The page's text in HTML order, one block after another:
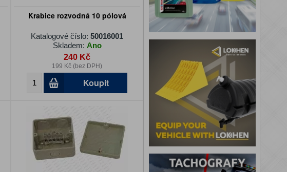
Krabice rozvodná 10 pólová
Katalogové číslo:50016001
Skladem: Ano
240 Kč
199 Kč (bez DPH)
Koupit